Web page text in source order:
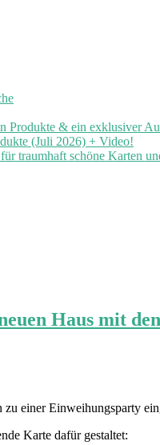
Produkte & ein exklusiver
(Juli 2026) + Video!
traumhaft schöne Karten
Haus mit
einer Einweihungsparty
Karte dafür gestaltet: